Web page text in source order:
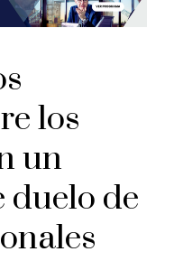
los
un
duelo de